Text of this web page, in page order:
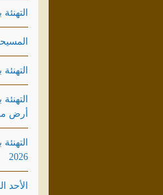
التهنئة
أرض مصر
2026
الأحد